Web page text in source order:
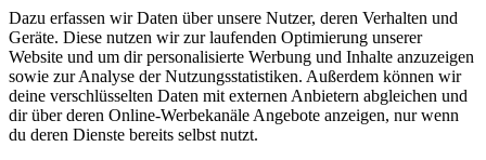
Dazu erfassen wir Daten über unsere Nutzer, deren Verhalten und
Geräte. Diese nutzen wir zur laufenden Optimierung unserer
Website und um dir personalisierte Werbung und Inhalte anzuzeigen
sowie zur Analyse der Nutzungsstatistiken. Außerdem können wir
deine verschlüsselten Daten mit externen Anbietern abgleichen und
dir über deren Online-Werbekanäle Angebote anzeigen, nur wenn
du deren Dienste bereits selbst nutzt.